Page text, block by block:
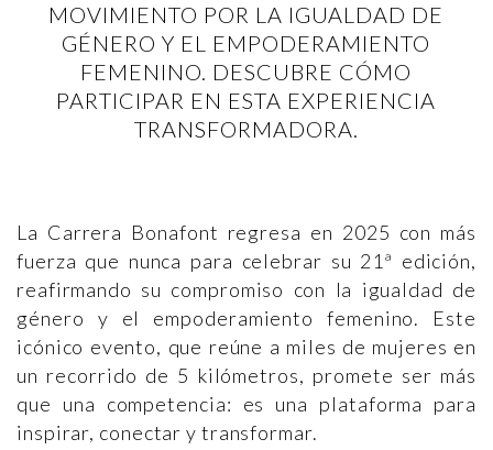
MOVIMIENTO POR LA IGUALDAD DE
GÉNERO Y EL EMPODERAMIENTO
FEMENINO. DESCUBRE CÓMO
PARTICIPAR EN ESTA EXPERIENCIA
TRANSFORMADORA.
La Carrera Bonafont regresa en 2025 con más
fuerza que nunca para celebrar su 21ª edición,
reafirmando su compromiso con la igualdad de
género y el empoderamiento femenino. Este
icónico evento, que reúne a miles de mujeres en
un recorrido de 5 kilómetros, promete ser más
que una competencia: es una plataforma para
inspirar, conectar y transformar.